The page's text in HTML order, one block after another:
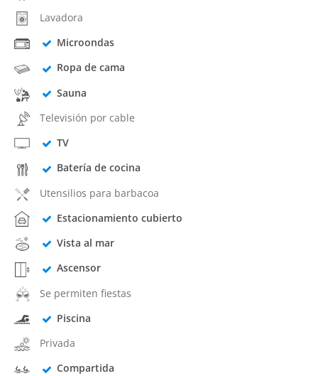
Lavadora
Microondas
Ropa de cama
Sauna
Televisión por cable
TV
Batería de cocina
Utensilios para barbacoa
Estacionamiento cubierto
Vista al mar
Ascensor
Se permiten fiestas
Piscina
Privada
Compartida